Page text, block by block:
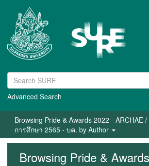
Advanced Search
Browsing Pride & Awards 2022 - ARCHAE
การศึกษา 2565 - บค. by Author
Browsing Pride &